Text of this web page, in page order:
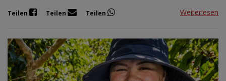
Teilen Teilen Teilen Weiterlesen